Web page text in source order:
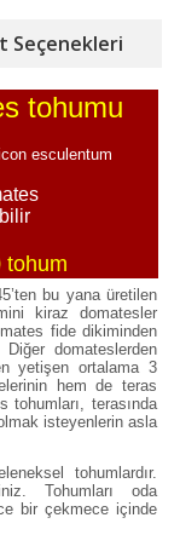
Seçenekleri
tohumu
esculentum
tohum
bu yana üretilen
kiraz domatesler
fide dikiminden
domateslerden
yetişen ortalama 3
hem de teras
terasında
isteyenlerin asla
tohumlardır.
Tohumları oda
bir çekmece içinde